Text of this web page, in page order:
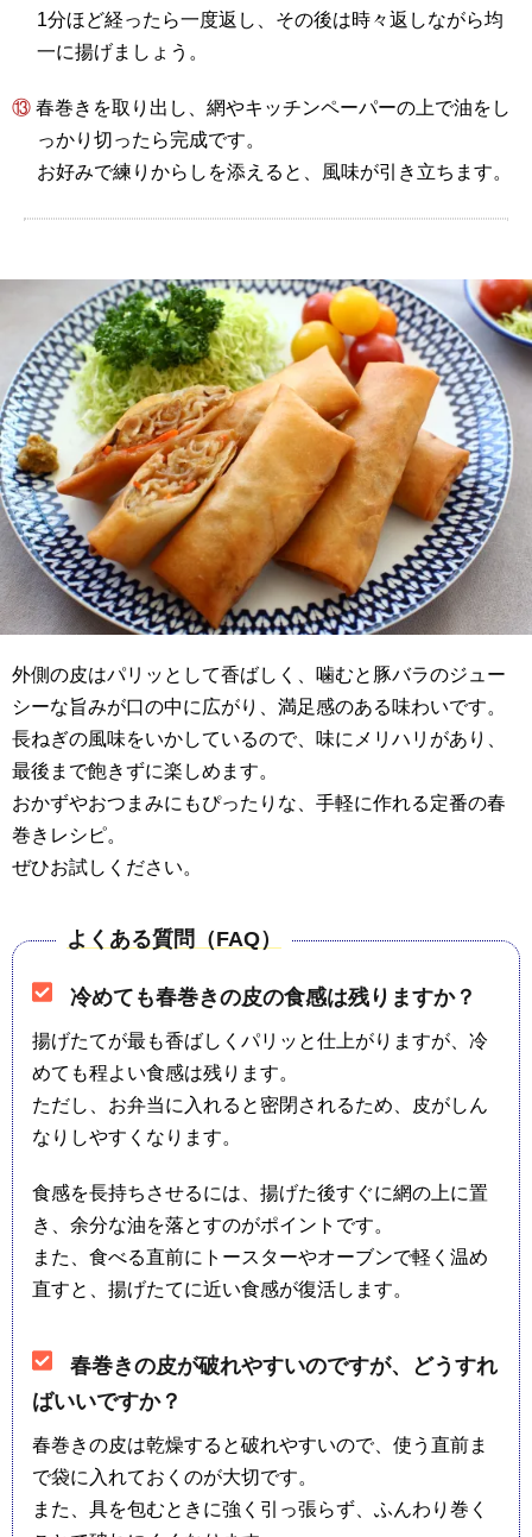
1分ほど経ったら一度返し、その後は時々返しながら均
一に揚げましょう。
⑬ 春巻きを取り出し、網やキッチンペーパーの上で油をし
っかり切ったら完成です。
お好みで練りからしを添えると、風味が引き立ちます。
外側の皮はパリッとして香ばしく、噛むと豚バラのジュー
シーな旨みが口の中に広がり、満足感のある味わいです。
長ねぎの風味をいかしているので、味にメリハリがあり、
最後まで飽きずに楽しめます。
おかずやおつまみにもぴったりな、手軽に作れる定番の春
巻きレシピ。
ぜひお試しください。
よくある質問（FAQ）
冷めても春巻きの皮の食感は残りますか？
揚げたてが最も香ばしくパリッと仕上がりますが、冷
めても程よい食感は残ります。
ただし、お弁当に入れると密閉されるため、皮がしん
なりしやすくなります。
食感を長持ちさせるには、揚げた後すぐに網の上に置
き、余分な油を落とすのがポイントです。
また、食べる直前にトースターやオーブンで軽く温め
直すと、揚げたてに近い食感が復活します。
春巻きの皮が破れやすいのですが、どうすれ
ばいいですか？
春巻きの皮は乾燥すると破れやすいので、使う直前ま
で袋に入れておくのが大切です。
また、具を包むときに強く引っ張らず、ふんわり巻く